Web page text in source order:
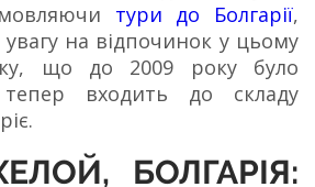
тури до Болгарії,
на відпочинок у цьому
що до 2009 року було
входить до складу
БОЛГАРІЯ: